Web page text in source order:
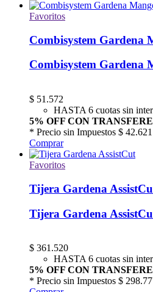
Favoritos
Combisystem Gardena
Combisystem Gardena
$ 51.572
HASTA 6 cuotas sin
5% OFF CON
* Precio sin Impuestos $ 42.621
Comprar
Favoritos
Tijera Gardena
Tijera Gardena
$ 361.520
HASTA 6 cuotas sin
5% OFF CON
* Precio sin Impuestos $